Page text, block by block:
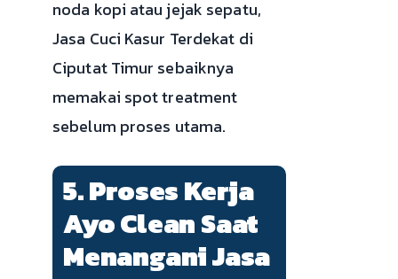
noda kopi atau jejak sepatu,
Jasa Cuci Kasur Terdekat di
Ciputat Timur sebaiknya
memakai spot treatment
sebelum proses utama.
5. Proses Kerja
Ayo Clean Saat
Menangani Jasa